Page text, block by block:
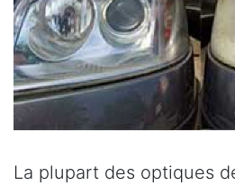
La plupart des optiques